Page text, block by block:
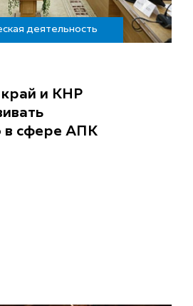
деятельность
край и КНР
в сфере АПК